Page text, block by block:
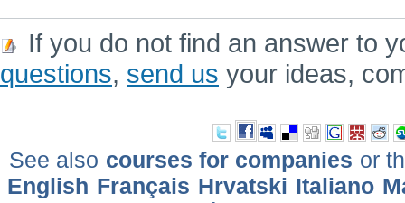
If you do not find an answer to
questions, send us your ideas,
See also courses for companies or
English Français Hrvatski Italiano